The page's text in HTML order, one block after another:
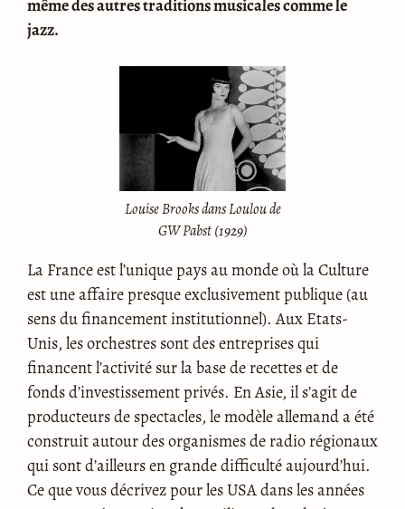
même des autres traditions musicales comme le
jazz.
Louise Brooks dans Loulou de
GW Pabst (1929)
La France est l’unique pays au monde où la Culture
est une affaire presque exclusivement publique (au
sens du financement institutionnel). Aux Etats-
Unis, les orchestres sont des entreprises qui
financent l’activité sur la base de recettes et de
fonds d’investissement privés. En Asie, il s’agit de
producteurs de spectacles, le modèle allemand a été
construit autour des organismes de radio régionaux
qui sont d’ailleurs en grande difficulté aujourd’hui.
Ce que vous décrivez pour les USA dans les années